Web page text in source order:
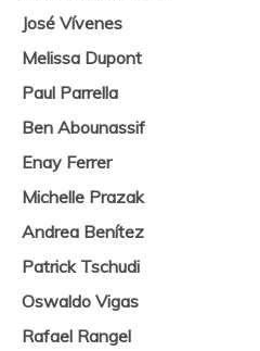
José Vívenes
Melissa Dupont
Paul Parrella
Ben Abounassif
Enay Ferrer
Michelle Prazak
Andrea Benítez
Patrick Tschudi
Oswaldo Vigas
Rafael Rangel